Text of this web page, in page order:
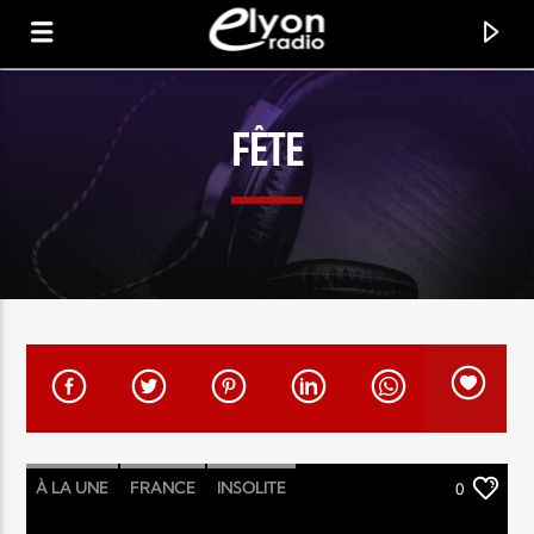
RADIO ELYON
POSITIVE ET ENCOURAGEANTE !
FÊTE
À LA UNE FRANCE INSOLITE 0